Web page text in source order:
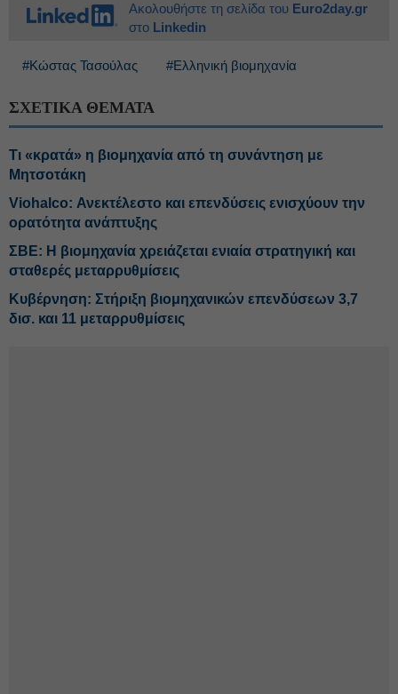
Ακολουθήστε τη σελίδα του Euro2day.gr
στο Linkedin
#Κώστας Τασούλας #Ελληνική βιομηχανία
ΣΧΕΤΙΚΑ ΘΕΜΑΤΑ
Τι «κρατά» η βιομηχανία από τη συνάντηση με
Μητσοτάκη
Viohalco: Ανεκτέλεστο και επενδύσεις ενισχύουν την
ορατότητα ανάπτυξης
ΣΒΕ: Η βιομηχανία χρειάζεται ενιαία στρατηγική και
σταθερές μεταρρυθμίσεις
Κυβέρνηση: Στήριξη βιομηχανικών επενδύσεων 3,7
δισ. και 11 μεταρρυθμίσεις